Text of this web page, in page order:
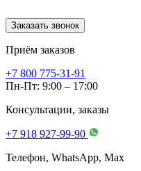
Заказать звонок
Приём заказов
+7 800 775-31-91
Пн-Пт: 9:00 – 17:00
Консультации, заказы
+7 918 927-99-90
Телефон, WhatsApp, Мах